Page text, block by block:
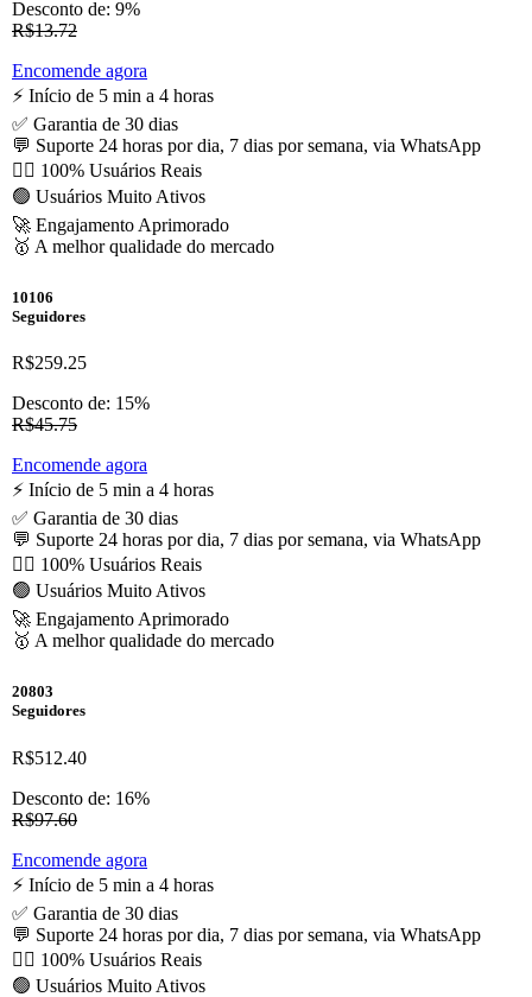
Desconto de: 9%
R$13.72
Encomende agora
⚡️ Início de 5 min a 4 horas
✅ Garantia de 30 dias
💬 Suporte 24 horas por dia, 7 dias por semana, via WhatsApp
🙋‍♂️ 100% Usuários Reais
🟢 Usuários Muito Ativos
🚀 Engajamento Aprimorado
🥇 A melhor qualidade do mercado
10106
Seguidores
R$259.25
Desconto de: 15%
R$45.75
Encomende agora
⚡️ Início de 5 min a 4 horas
✅ Garantia de 30 dias
💬 Suporte 24 horas por dia, 7 dias por semana, via WhatsApp
🙋‍♂️ 100% Usuários Reais
🟢 Usuários Muito Ativos
🚀 Engajamento Aprimorado
🥇 A melhor qualidade do mercado
20803
Seguidores
R$512.40
Desconto de: 16%
R$97.60
Encomende agora
⚡️ Início de 5 min a 4 horas
✅ Garantia de 30 dias
💬 Suporte 24 horas por dia, 7 dias por semana, via WhatsApp
🙋‍♂️ 100% Usuários Reais
🟢 Usuários Muito Ativos